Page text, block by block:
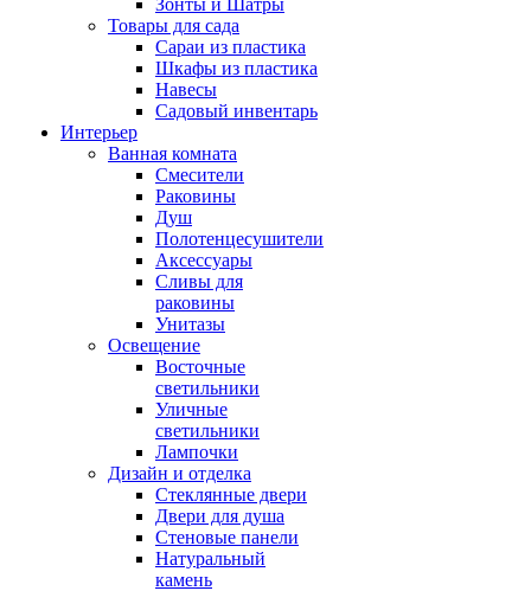
Зонты и Шатры
Товары для сада
Сараи из пластика
Шкафы из пластика
Навесы
Садовый инвентарь
Интерьер
Ванная комната
Смесители
Раковины
Душ
Полотенцесушители
Аксессуары
Сливы для
раковины
Унитазы
Освещение
Восточные
светильники
Уличные
светильники
Лампочки
Дизайн и отделка
Стеклянные двери
Двери для душа
Стеновые панели
Натуральный
камень